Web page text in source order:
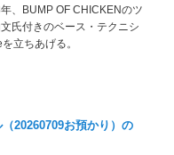
、BUMP OF CHICKENのツ
氏付きのベース・テクニシ
立ちあげる。
20260709お預かり）の